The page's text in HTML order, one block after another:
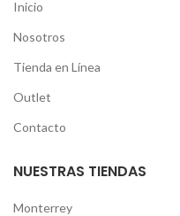
Inicio
Nosotros
Tienda en Línea
Outlet
Contacto
NUESTRAS TIENDAS
Monterrey